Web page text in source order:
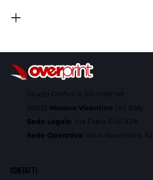
Studio Grafico e Siti internet
36035 Marano Vicentino (VI) Italy
Sede Legale: Via Fabio Filzi 10/b
Sede Operativa: Via 4 Novembre, 42
CONTATTI